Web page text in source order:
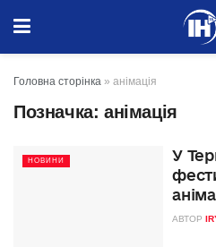
Головна сторінка » анімація
Позначка: анімація
НОВИНИ
У
АВТОР